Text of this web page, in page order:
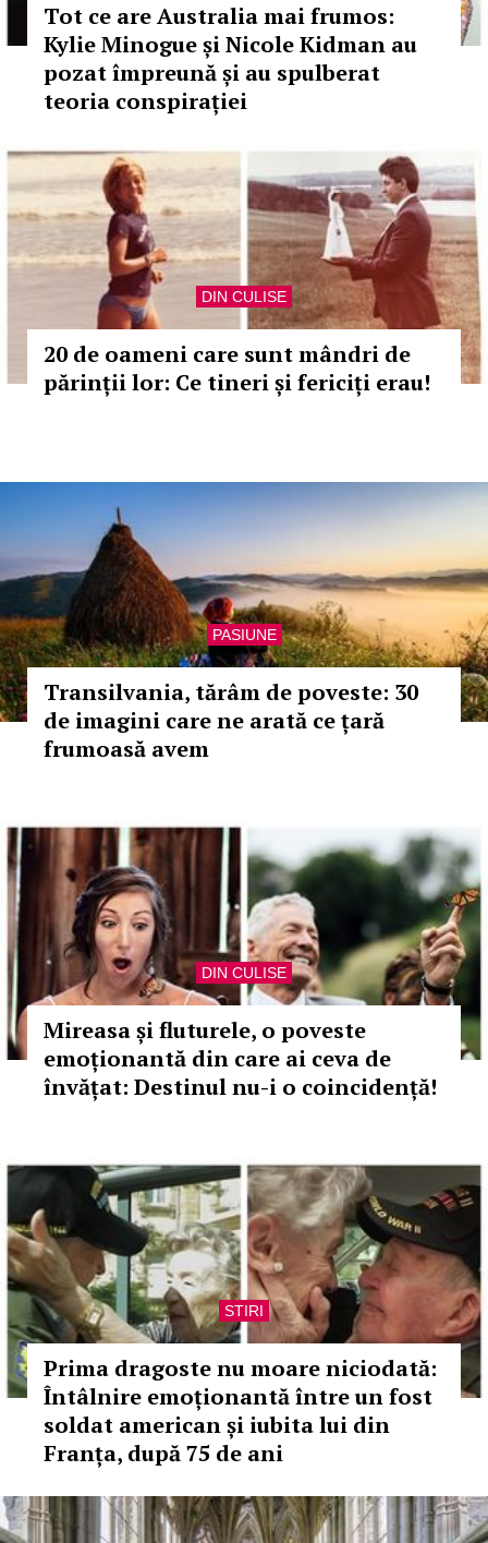
Tot ce are Australia mai frumos:
Kylie Minogue și Nicole Kidman au
pozat împreună și au spulberat
teoria conspirației
DIN CULISE
20 de oameni care sunt mândri de
părinții lor: Ce tineri și fericiți erau!
PASIUNE
Transilvania, tărâm de poveste: 30
de imagini care ne arată ce țară
frumoasă avem
DIN CULISE
Mireasa și fluturele, o poveste
emoționantă din care ai ceva de
învățat: Destinul nu-i o coincidență!
STIRI
Prima dragoste nu moare niciodată:
Întâlnire emoționantă între un fost
soldat american și iubita lui din
Franța, după 75 de ani